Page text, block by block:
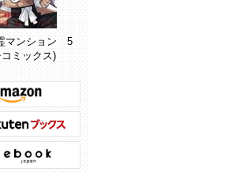
マンション 5
ミックス)